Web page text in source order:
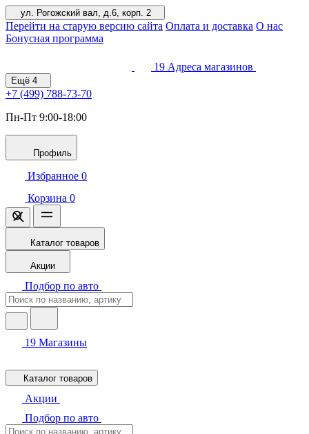
ул. Рогожский вал, д.6, корп. 2
Перейти на старую версию сайта Оплата и доставка О нас
Бонусная программа
19 Адреса магазинов
Ещё 4
+7 (499) 788-73-70
Пн-Пт 9:00-18:00
Профиль
Избранное 0
Корзина 0
Каталог товаров
Акции
Подбор по авто
19 Магазины
Каталог товаров
Акции
Подбор по авто